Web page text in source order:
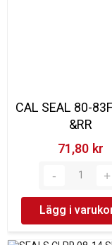
CAL SEAL 80-
&RR
71,80 kr‎
Lägg i